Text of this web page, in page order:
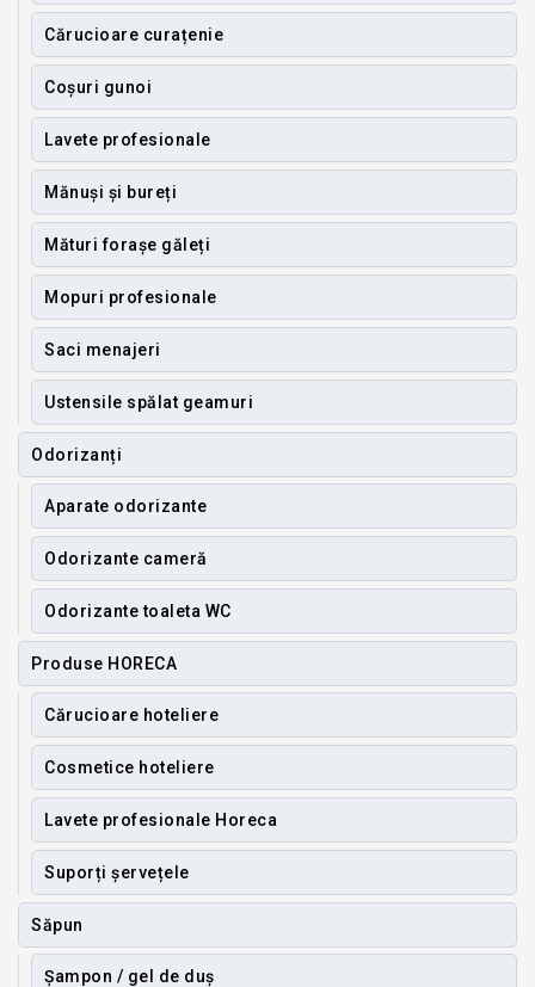
Cărucioare curațenie
Coșuri gunoi
Lavete profesionale
Mănuși și bureți
Mături forașe găleți
Mopuri profesionale
Saci menajeri
Ustensile spălat geamuri
Odorizanți
Aparate odorizante
Odorizante cameră
Odorizante toaleta WC
Produse HORECA
Cărucioare hoteliere
Cosmetice hoteliere
Lavete profesionale Horeca
Suporți șervețele
Săpun
Șampon / gel de duș